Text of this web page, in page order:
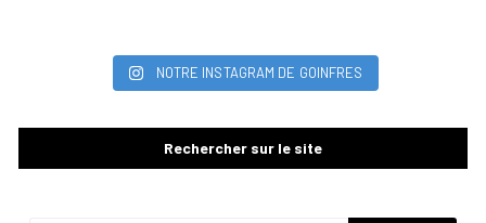
NOTRE INSTAGRAM DE GOINFRES
Rechercher sur le site